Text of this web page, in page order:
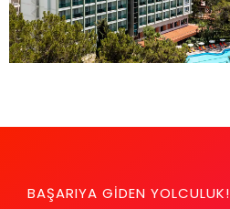
BAŞARIYA GİDEN YOLCULUK!